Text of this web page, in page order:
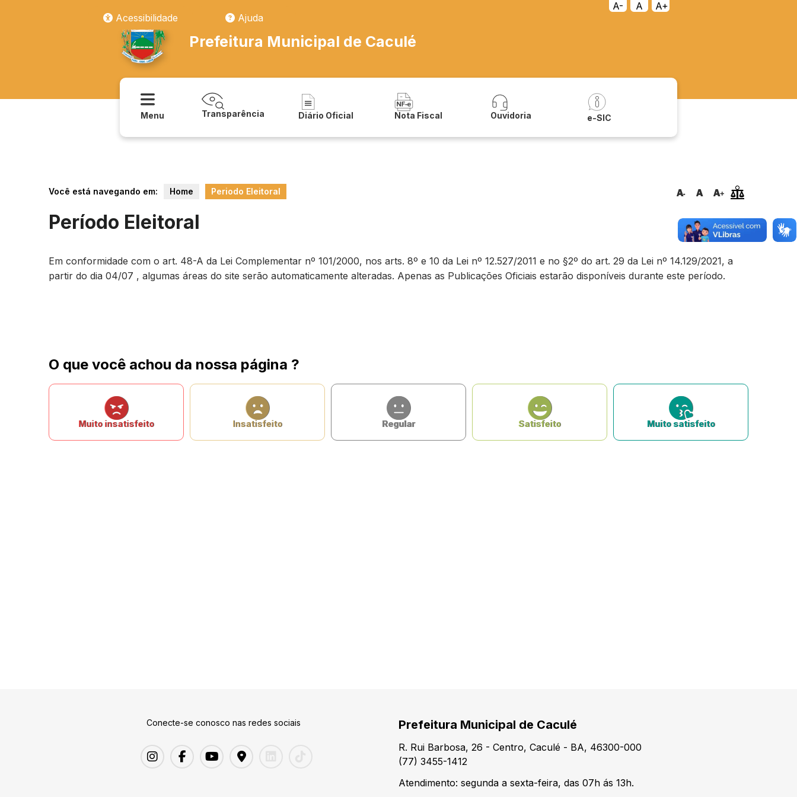
A- A
A+
Acessibilidade
Ajuda
Prefeitura Municipal de Caculé
Menu Transparência Diário Oficial Nota Fiscal Ouvidoria e-SIC
Você está navegando em: Home Periodo Eleitoral
Período Eleitoral
Em conformidade com o art. 48-A da Lei Complementar nº 101/2000, nos arts. 8º e 10 da Lei nº 12.527/2011 e no §2º do art. 29 da Lei nº 14.129/2021, a
partir do dia 04/07 , algumas áreas do site serão automaticamente alteradas. Apenas as Publicações Oficiais estarão disponíveis durante este período.
O que você achou da nossa página ?
Muito insatisfeito Insatisfeito Regular Satisfeito Muito satisfeito
Conecte-se conosco nas redes sociais Prefeitura Municipal de Caculé
R. Rui Barbosa, 26 - Centro, Caculé - BA, 46300-000
(77) 3455-1412
Atendimento: segunda a sexta-feira, das 07h ás 13h.